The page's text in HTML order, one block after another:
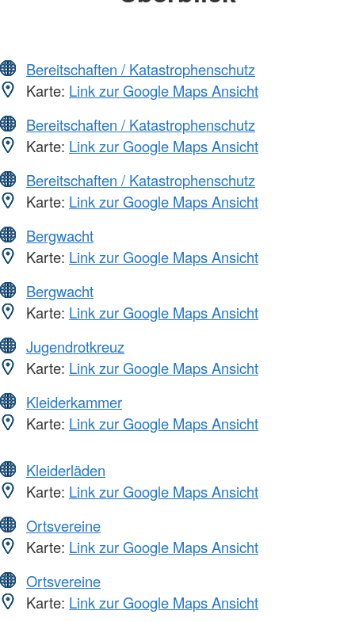
Bereitschaften / Katastrophenschutz
Karte: Link zur Google Maps Ansicht
Bereitschaften / Katastrophenschutz
Karte: Link zur Google Maps Ansicht
Bereitschaften / Katastrophenschutz
Karte: Link zur Google Maps Ansicht
Bergwacht
Karte: Link zur Google Maps Ansicht
Bergwacht
Karte: Link zur Google Maps Ansicht
Jugendrotkreuz
Karte: Link zur Google Maps Ansicht
Kleiderkammer
Karte: Link zur Google Maps Ansicht
Kleiderläden
Karte: Link zur Google Maps Ansicht
Ortsvereine
Karte: Link zur Google Maps Ansicht
Ortsvereine
Karte: Link zur Google Maps Ansicht